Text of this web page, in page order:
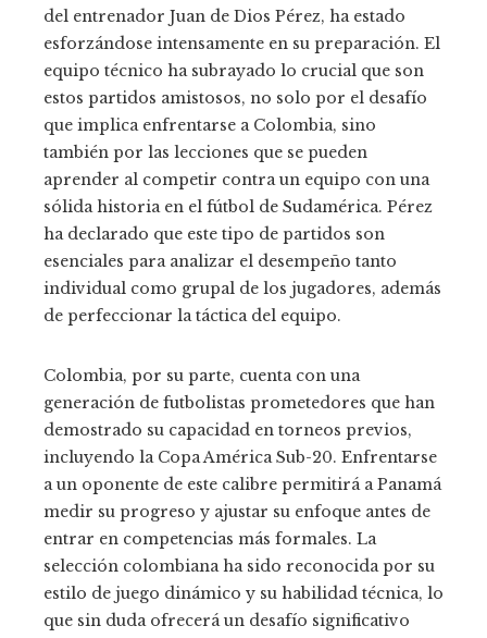
del entrenador Juan de Dios Pérez, ha estado
esforzándose intensamente en su preparación. El
equipo técnico ha subrayado lo crucial que son
estos partidos amistosos, no solo por el desafío
que implica enfrentarse a Colombia, sino
también por las lecciones que se pueden
aprender al competir contra un equipo con una
sólida historia en el fútbol de Sudamérica. Pérez
ha declarado que este tipo de partidos son
esenciales para analizar el desempeño tanto
individual como grupal de los jugadores, además
de perfeccionar la táctica del equipo.
Colombia, por su parte, cuenta con una
generación de futbolistas prometedores que han
demostrado su capacidad en torneos previos,
incluyendo la Copa América Sub-20. Enfrentarse
a un oponente de este calibre permitirá a Panamá
medir su progreso y ajustar su enfoque antes de
entrar en competencias más formales. La
selección colombiana ha sido reconocida por su
estilo de juego dinámico y su habilidad técnica, lo
que sin duda ofrecerá un desafío significativo